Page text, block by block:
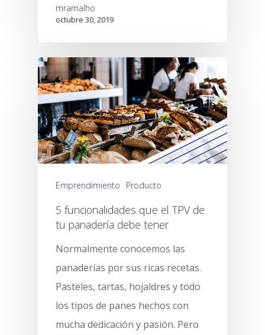
mramalho
octubre 30, 2019
Emprendimiento Producto
5 funcionalidades que el TPV de
tu panadería debe tener
Normalmente conocemos las
panaderías por sus ricas recetas.
Pasteles, tartas, hojaldres y todo
los tipos de panes hechos con
mucha dedicación y pasión. Pero